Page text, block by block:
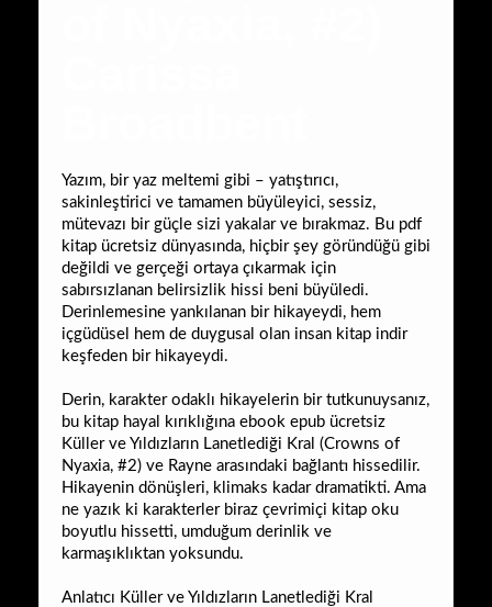
Yazım, bir yaz meltemi gibi – yatıştırıcı,
sakinleştirici ve tamamen büyüleyici, sessiz,
mütevazı bir güçle sizi yakalar ve bırakmaz. Bu pdf
kitap ücretsiz dünyasında, hiçbir şey göründüğü gibi
değildi ve gerçeği ortaya çıkarmak için
sabırsızlanan belirsizlik hissi beni büyüledi.
Derinlemesine yankılanan bir hikayeydi, hem
içgüdüsel hem de duygusal olan insan kitap indir
keşfeden bir hikayeydi.
Derin, karakter odaklı hikayelerin bir tutkunuysanız,
bu kitap hayal kırıklığına ebook epub ücretsiz
Küller ve Yıldızların Lanetlediği Kral (Crowns of
Nyaxia, #2) ve Rayne arasındaki bağlantı hissedilir.
Hikayenin dönüşleri, klimaks kadar dramatikti. Ama
ne yazık ki karakterler biraz çevrimiçi kitap oku
boyutlu hissetti, umduğum derinlik ve
karmaşıklıktan yoksundu.
Anlatıcı Küller ve Yıldızların Lanetlediği Kral